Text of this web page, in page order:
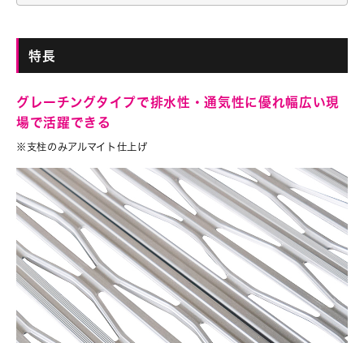
特長
グレーチングタイプで排水性・通気性に優れ幅広い現
場で活躍できる
※支柱のみアルマイト仕上げ